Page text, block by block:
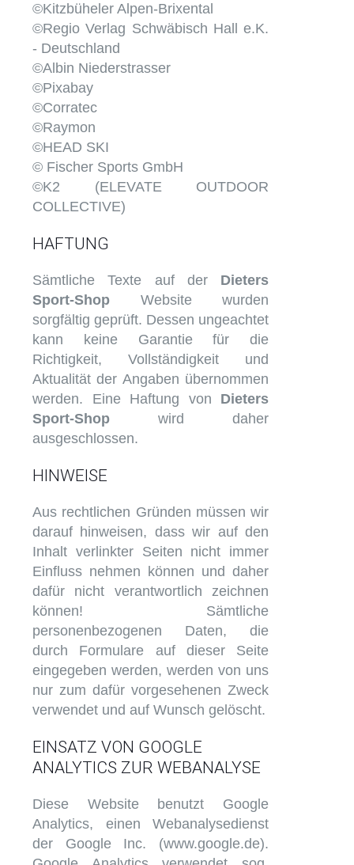
©Kitzbüheler Alpen-Brixental
©Regio Verlag Schwäbisch Hall e.K.
- Deutschland
©Albin Niederstrasser
©Pixabay
©Corratec
©Raymon
©HEAD SKI
© Fischer Sports GmbH
©K2 (ELEVATE OUTDOOR
COLLECTIVE)
HAFTUNG
Sämtliche Texte auf der Dieters
Sport-Shop Website wurden
sorgfältig geprüft. Dessen ungeachtet
kann keine Garantie für die
Richtigkeit, Vollständigkeit und
Aktualität der Angaben übernommen
werden. Eine Haftung von Dieters
Sport-Shop wird daher
ausgeschlossen.
HINWEISE
Aus rechtlichen Gründen müssen wir
darauf hinweisen, dass wir auf den
Inhalt verlinkter Seiten nicht immer
Einfluss nehmen können und daher
dafür nicht verantwortlich zeichnen
können! Sämtliche
personenbezogenen Daten, die
durch Formulare auf dieser Seite
eingegeben werden, werden von uns
nur zum dafür vorgesehenen Zweck
verwendet und auf Wunsch gelöscht.
EINSATZ VON GOOGLE
ANALYTICS ZUR WEBANALYSE
Diese Website benutzt Google
Analytics, einen Webanalysedienst
der Google Inc. (www.google.de).